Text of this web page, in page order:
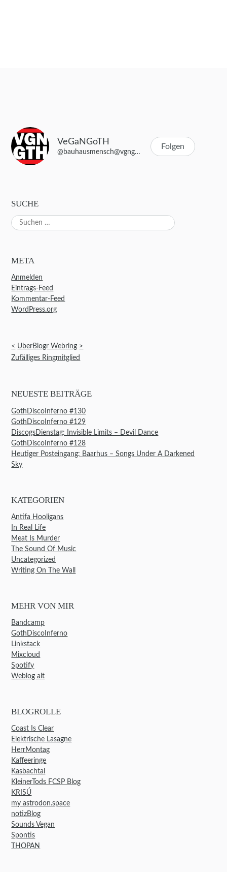
VeGaNGoTH
@bauhausmensch@vgngth.de
Folgen
SUCHE
Suchen
nach:
META
Anmelden
Eintrags-Feed
Kommentar-Feed
WordPress.org
< UberBlogr Webring >
Zufälliges Ringmitglied
NEUESTE BEITRÄGE
GothDiscoInferno #130
GothDiscoInferno #129
DiscogsDienstag: Invisible Limits – Devil Dance
GothDiscoInferno #128
Heutiger Posteingang: Baarhus – Songs Under A Darkened
Sky
KATEGORIEN
Antifa Hooligans
In Real Life
Meat Is Murder
The Sound Of Music
Uncategorized
Writing On The Wall
MEHR VON MIR
Bandcamp
GothDiscoInferno
Linkstack
Mixcloud
Spotify
Weblog alt
BLOGROLLE
Coast Is Clear
Elektrische Lasagne
HerrMontag
Kaffeeringe
Kasbachtal
KleinerTods FCSP Blog
KRISÚ
my astrodon.space
notizBlog
Sounds Vegan
Spontis
THOPAN